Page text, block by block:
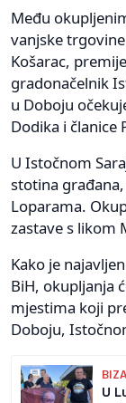
Među
vanjske
Košarac,
gradonačelnik
u Doboju
Dodika i članice
U Istočnom
stotina
Loparama.
zastave s likom
Kako je
BiH, okupljanja
mjestima koji
Doboju,
U